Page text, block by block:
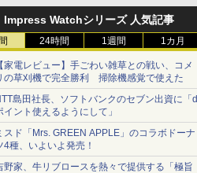
Impress Watchシリーズ 人気記事
24時間 1週間 1カ月
【家電レビュー】手ごわい雑草との戦い、コメ
の草刈機で完全勝利 掃除機感覚で使えた
島田社長、ソフトバンクのセブン出資に「d
イント使えるようにして」
スド「Mrs. GREEN APPLE」のコラボドーナ
4種、いよいよ発売！
野家、牛リブロースを熱々で提供する「極旨